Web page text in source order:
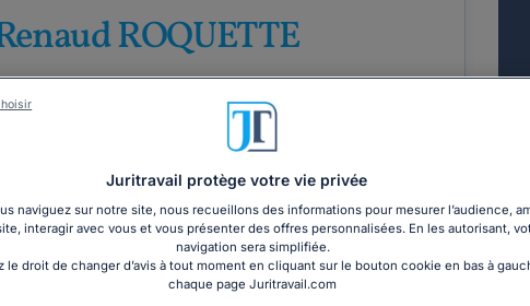
ROQUETTE
barreau de Laval
Droit de la protection sociale
COORDONNÉES
Juritravail protège votre vie privée
naviguez sur notre site, nous recueillons des informations pour mesurer l’audience,
interagir avec vous et vous présenter des offres personnalisées. En les autorisant,
navigation sera simplifiée.
le droit de changer d’avis à tout moment en cliquant sur le bouton cookie en bas à
chaque page Juritravail.com